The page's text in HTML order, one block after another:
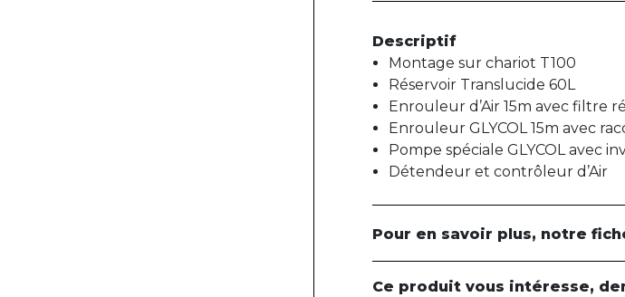
Descriptif
Montage sur chariot T100
Réservoir Translucide 60L
Enrouleur d’Air 15m avec filtre
Enrouleur GLYCOL 15m avec
Pompe spéciale GLYCOL avec
Détendeur et contrôleur d’Air
Pour en savoir plus, notre
Ce produit vous intéresse,